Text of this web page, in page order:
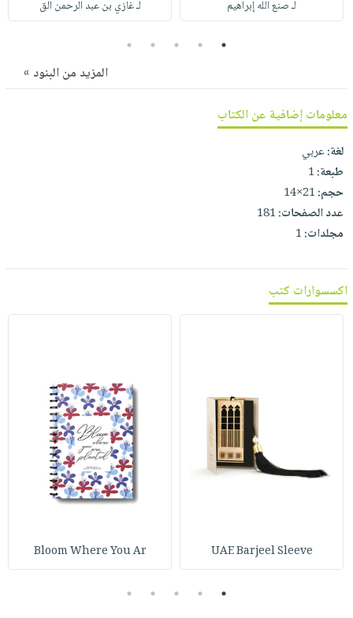
صابون
فيديوهات
خدمات
نيل
وفرات
انشر
كتابك
تواصل
معنا
عربة
لـ صنع الله إبراهيم
لـ غازي بن عبد الرحمن الق
1
2
3
4
5
المزيد من البنود »
معلومات إضافية عن الكتاب
لغة:عربي
طبعة:1
حجم:21×14
عدد الصفحات:181
مجلدات:1
اكسسوارات كتب
UAE Barjeel Sleeve
Bloom Where You Ar
1
2
3
4
5